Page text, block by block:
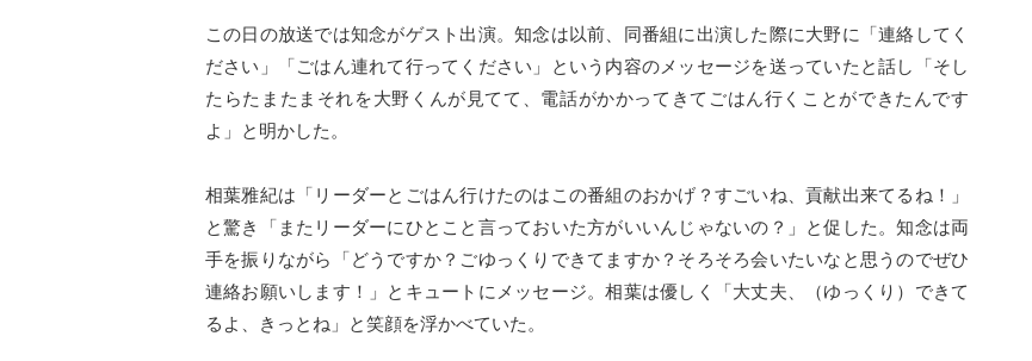
この日の放送では知念がゲスト出演。知念は以前、同番組に出演した際に大野に「連絡してく
ださい」「ごはん連れて行ってください」という内容のメッセージを送っていたと話し「そし
たらたまたまそれを大野くんが見てて、電話がかかってきてごはん行くことができたんです
よ」と明かした。
相葉雅紀は「リーダーとごはん行けたのはこの番組のおかげ？すごいね、貢献出来てるね！」
と驚き「またリーダーにひとこと言っておいた方がいいんじゃないの？」と促した。知念は両
手を振りながら「どうですか？ごゆっくりできてますか？そろそろ会いたいなと思うのでぜひ
連絡お願いします！」とキュートにメッセージ。相葉は優しく「大丈夫、（ゆっくり）できて
るよ、きっとね」と笑顔を浮かべていた。
記事を読む
記事を読む